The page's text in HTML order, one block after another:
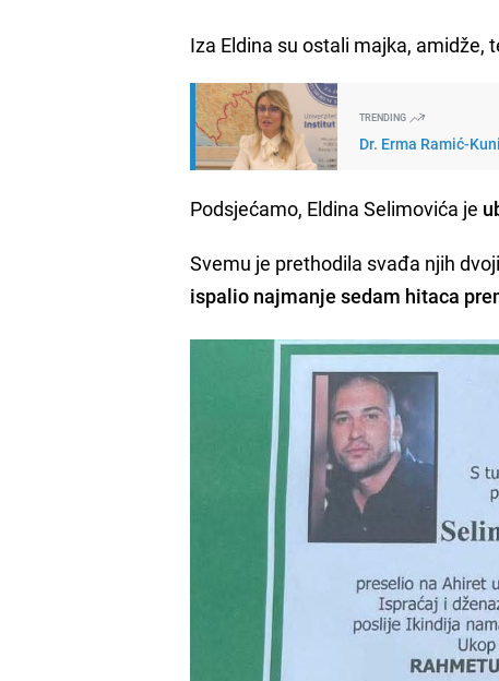
Iza Eldina su ostali majka,
TRENDING
Dr. Erma Ramić-
Podsjećamo, Eldina Selimovića je
Svemu je prethodila svađa njih
ispalio najmanje sedam hitaca